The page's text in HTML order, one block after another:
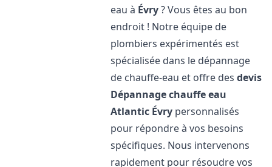
eau à Évry? Vous êtes au bon
endroit ! Notre équipe de
plombiers expérimentés est
spécialisée dans le dépannage
de chauffe-eau et offre desdevis
Dépannage chauffe eau
Atlantic Évry personnalisés
pour répondre à vos besoins
spécifiques. Nous intervenons
rapidement pour résoudre vos